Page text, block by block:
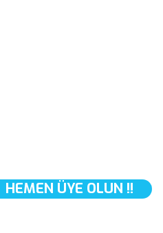
HEMEN ÜYE OLUN !!